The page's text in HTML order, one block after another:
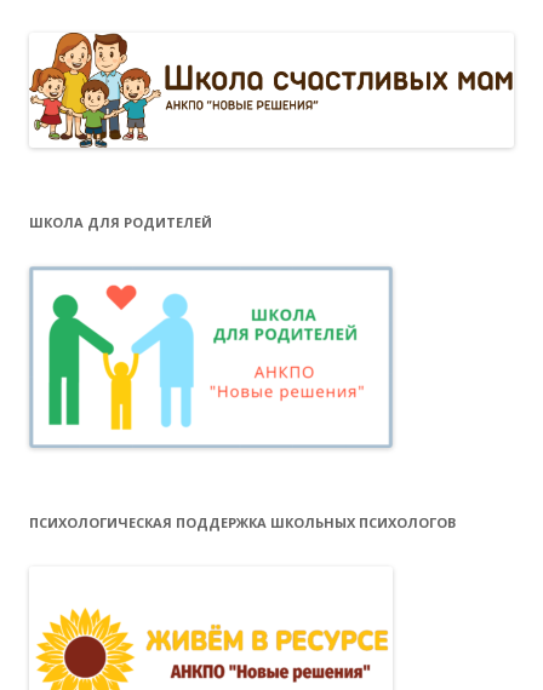
ШКОЛА ДЛЯ РОДИТЕЛЕЙ
ПСИХОЛОГИЧЕСКАЯ ПОДДЕРЖКА ШКОЛЬНЫХ ПСИХОЛОГОВ